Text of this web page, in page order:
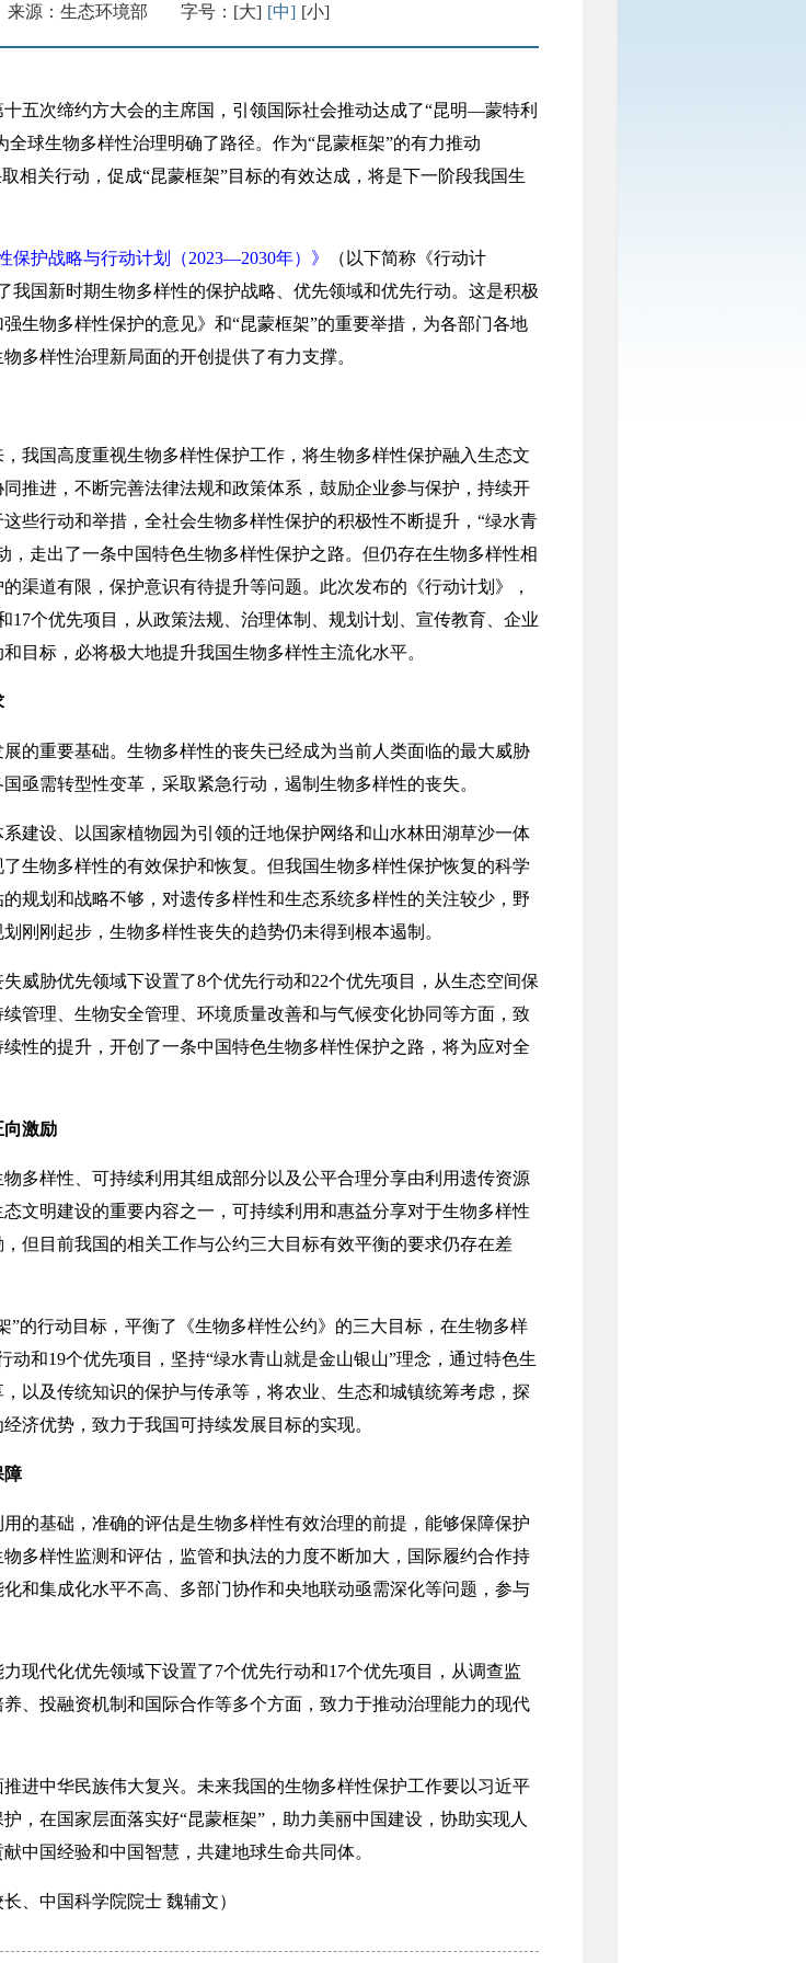
来源：生态环境部 字号： [大] [中] [小]
次缔约方大会的主席国，引领国际社会推动达成了“昆明—蒙特利
球生物多样性治理明确了路径。作为“昆蒙框架”的有力推动
相关行动，促成“昆蒙框架”目标的有效达成，将是下一阶段我国生
保护战略与行动计划（2023—2030年）》
（以下简称《行动计
我国新时期生物多样性的保护战略、优先领域和优先行动。这是积极
生物多样性保护的意见》和“昆蒙框架”的重要举措，为各部门各地
多样性治理新局面的开创提供了有力支撑。
国高度重视生物多样性保护工作，将生物多样性保护融入生态文
推进，不断完善法律法规和政策体系，鼓励企业参与保护，持续开
些行动和举措，全社会生物多样性保护的积极性不断提升，“绿水青
，走出了一条中国特色生物多样性保护之路。但仍存在生物多样性相
渠道有限，保护意识有待提升等问题。此次发布的《行动计划》，
个优先项目，从政策法规、治理体制、规划计划、宣传教育、企业
目标，必将极大地提升我国生物多样性主流化水平。
重要基础。生物多样性的丧失已经成为当前人类面临的最大威胁
亟需转型性变革，采取紧急行动，遏制生物多样性的丧失。
设、以国家植物园为引领的迁地保护网络和山水林田湖草沙一体
生物多样性的有效保护和恢复。但我国生物多样性保护恢复的科学
规划和战略不够，对遗传多样性和生态系统多样性的关注较少，野
刚刚起步，生物多样性丧失的趋势仍未得到根本遏制。
胁优先领域下设置了8个优先行动和22个优先项目，从生态空间保
管理、生物安全管理、环境质量改善和与气候变化协同等方面，致
性的提升，开创了一条中国特色生物多样性保护之路，将为应对全
向激励
样性、可持续利用其组成部分以及公平合理分享由利用遗传资源
文明建设的重要内容之一，可持续利用和惠益分享对于生物多样性
但目前我国的相关工作与公约三大目标有效平衡的要求仍存在差
行动目标，平衡了《生物多样性公约》的三大目标，在生物多样
和19个优先项目，坚持“绿水青山就是金山银山”理念，通过特色生
以及传统知识的保护与传承等，将农业、生态和城镇统筹考虑，探
济优势，致力于我国可持续发展目标的实现。
障
基础，准确的评估是生物多样性有效治理的前提，能够保障保护
多样性监测和评估，监管和执法的力度不断加大，国际履约合作持
和集成化水平不高、多部门协作和央地联动亟需深化等问题，参与
代化优先领域下设置了7个优先行动和17个优先项目，从调查监
、投融资机制和国际合作等多个方面，致力于推动治理能力的现代
中华民族伟大复兴。未来我国的生物多样性保护工作要以习近平
，在国家层面落实好“昆蒙框架”，助力美丽中国建设，协助实现人
中国经验和中国智慧，共建地球生命共同体。
中国科学院院士 魏辅文）